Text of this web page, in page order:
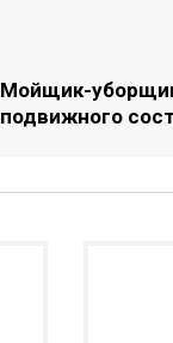
Мойщик-
подвижного